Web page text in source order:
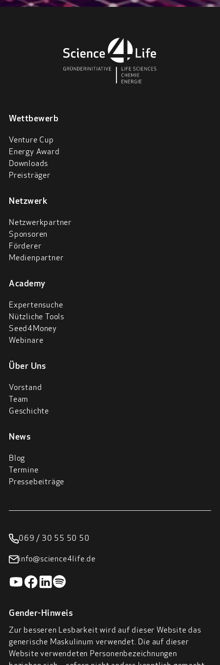
Wettbewerb
Venture Cup
Energy Award
Downloads
Preisträger
Netzwerk
Netzwerkpartner
Sponsoren
Förderer
Medienpartner
Academy
Expertensuche
Nützliche Tools
Seed4Money
Webinare
Über Uns
Vorstand
Team
Geschichte
News
Blog
Termine
Pressebeiträge
069 / 30 55 50 50
info@science4life.de
Gender-Hinweis
Zur besseren Lesbarkeit wird auf dieser Website das
generische Maskulinum verwendet. Die auf dieser
Website verwendeten Personenbezeichnungen